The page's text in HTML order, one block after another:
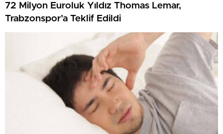
72 Milyon Euroluk Yıldız Thomas Lemar,
Trabzonspor’a Teklif Edildi